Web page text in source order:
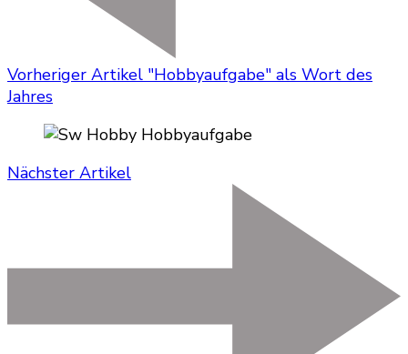
Vorheriger Artikel "Hobbyaufgabe" als Wort des
Jahres
Nächster Artikel